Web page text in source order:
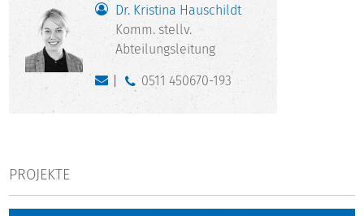
Dr. Kristina Hauschildt
Komm. stellv.
Abteilungsleitung
0511 450670-193
PROJEKTE